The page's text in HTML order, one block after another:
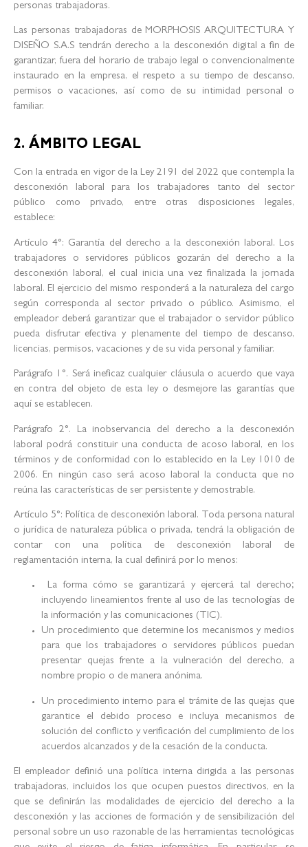
personas trabajadoras.
Las personas trabajadoras de MORPHOSIS ARQUITECTURA Y
DISEÑO S.A.S tendrán derecho a la desconexión digital a fin de
garantizar, fuera del horario de trabajo legal o convencionalmente
instaurado en la empresa, el respeto a su tiempo de descanso,
permisos o vacaciones, así como de su intimidad personal o
familiar.
2. ÁMBITO LEGAL
Con la entrada en vigor de la Ley 2191 del 2022 que contempla la
desconexión laboral para los trabajadores tanto del sector
público como privado, entre otras disposiciones legales,
establece:
Artículo 4°: Garantía del derecho a la desconexión laboral. Los
trabajadores o servidores públicos gozarán del derecho a la
desconexión laboral, el cual inicia una vez finalizada la jornada
laboral. El ejercicio del mismo responderá a la naturaleza del cargo
según corresponda al sector privado o público. Asimismo, el
empleador deberá garantizar que el trabajador o servidor público
pueda disfrutar efectiva y plenamente del tiempo de descanso,
licencias, permisos, vacaciones y de su vida personal y familiar.
Parágrafo 1°. Será ineficaz cualquier cláusula o acuerdo que vaya
en contra del objeto de esta ley o desmejore las garantías que
aquí se establecen.
Parágrafo 2°. La inobservancia del derecho a la desconexión
laboral podrá constituir una conducta de acoso laboral, en los
términos y de conformidad con lo establecido en la Ley 1010 de
2006. En ningún caso será acoso laboral la conducta que no
reúna las características de ser persistente y demostrable.
Artículo 5°: Política de desconexión laboral. Toda persona natural
o jurídica de naturaleza pública o privada, tendrá la obligación de
contar con una política de desconexión laboral de
reglamentación interna, la cual definirá por lo menos:
La forma cómo se garantizará y ejercerá tal derecho;
incluyendo lineamientos frente al uso de las tecnologías de
la información y las comunicaciones (TIC).
Un procedimiento que determine los mecanismos y medios
para que los trabajadores o servidores públicos puedan
presentar quejas frente a la vulneración del derecho, a
nombre propio o de manera anónima.
Un procedimiento interno para el trámite de las quejas que
garantice el debido proceso e incluya mecanismos de
solución del conflicto y verificación del cumplimiento de los
acuerdos alcanzados y de la cesación de la conducta.
El empleador definió una política interna dirigida a las personas
trabajadoras, incluidos los que ocupen puestos directivos, en la
que se definirán las modalidades de ejercicio del derecho a la
desconexión y las acciones de formación y de sensibilización del
personal sobre un uso razonable de las herramientas tecnológicas